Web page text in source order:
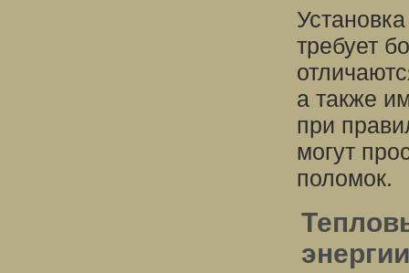
требует
а также
при
могут
поломок.